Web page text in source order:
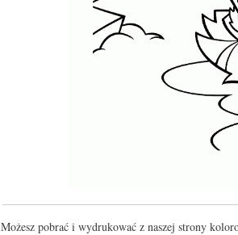
Możesz pobrać i wydrukować z naszej strony